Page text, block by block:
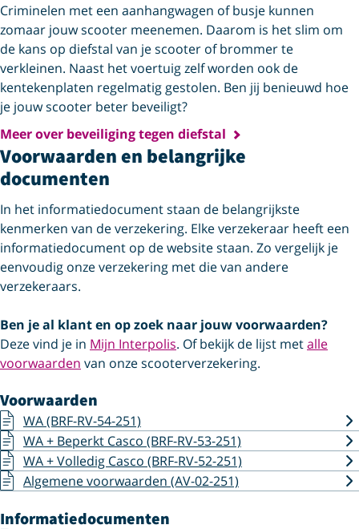
Criminelen met een aanhangwagen of busje kunnen
zomaar jouw scooter meenemen. Daarom is het slim om
de kans op diefstal van je scooter of brommer te
verkleinen. Naast het voertuig zelf worden ook de
kentekenplaten regelmatig gestolen. Ben jij benieuwd hoe
je jouw scooter beter beveiligt?
Meer over beveiliging tegen diefstal
Voorwaarden en belangrijke
documenten
In het informatiedocument staan de belangrijkste
kenmerken van de verzekering. Elke verzekeraar heeft een
informatiedocument op de website staan. Zo vergelijk je
eenvoudig onze verzekering met die van andere
verzekeraars.
Ben je al klant en op zoek naar jouw voorwaarden?
Deze vind je in Mijn Interpolis. Of bekijk de lijst metalle
voorwaarden van onze scooterverzekering.
Voorwaarden
WA (BRF-RV-54-251)
WA + Beperkt Casco (BRF-RV-53-251)
WA + Volledig Casco (BRF-RV-52-251)
Algemene voorwaarden (AV-02-251)
Informatiedocumenten